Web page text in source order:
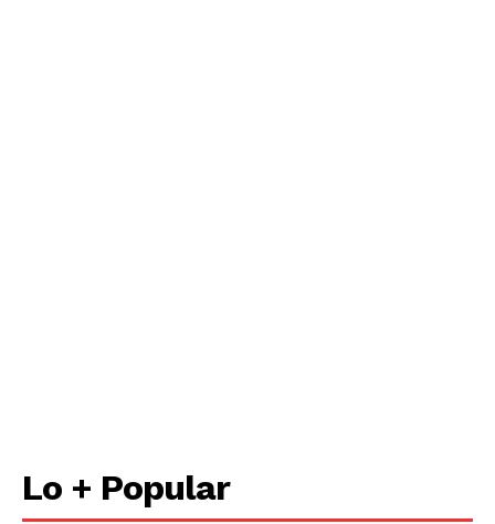
Información Propietaria / Financiación
Lo + Popular